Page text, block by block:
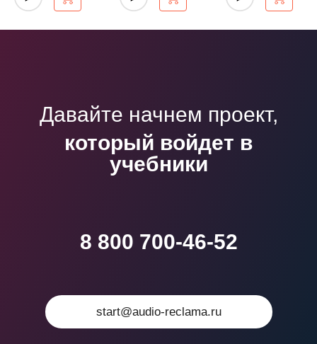
Давайте начнем проект,
который войдет в
учебники
8 800 700-46-52
start@audio-reclama.ru